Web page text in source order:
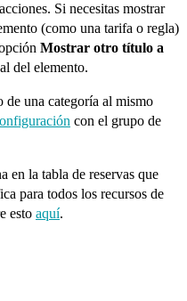
Si necesitas mostrar
(como una tarifa o regla)
Mostrar otro título a
del elemento.
de una categoría al mismo
con el grupo de
en la tabla de reservas que
para todos los recursos de
esto aquí.